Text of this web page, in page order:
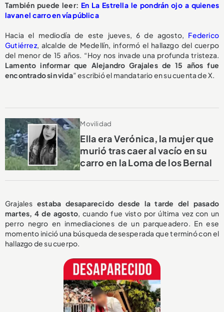
También puede leer: En La Estrella le pondrán ojo a quienes
lavan el carro en vía pública
Hacia el mediodía de este jueves, 6 de agosto, Federico
Gutiérrez, alcalde de Medellín, informó el hallazgo del cuerpo
del menor de 15 años. “Hoy nos invade una profunda tristeza.
Lamento informar que Alejandro Grajales de 15 años fue
encontrado sin vida” escribió el mandatario en su cuenta de X.
Movilidad
Ella era Verónica, la mujer que
murió tras caer al vacío en su
carro en la Loma de los Bernal
Grajales estaba desaparecido desde la tarde del pasado
martes, 4 de agosto, cuando fue visto por última vez con un
perro negro en inmediaciones de un parqueadero. En ese
momento inició una búsqueda desesperada que terminó con el
hallazgo de su cuerpo.